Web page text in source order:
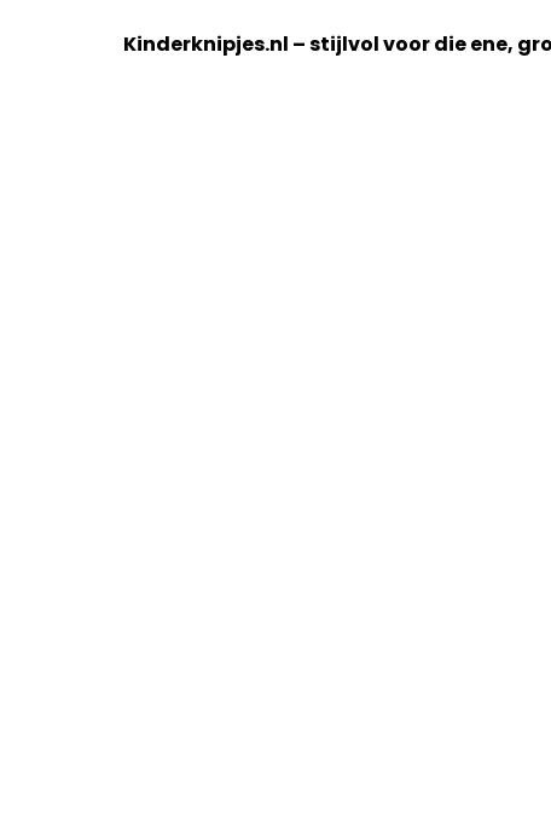
Kinderknipjes.nl – stijlvol voor die ene,